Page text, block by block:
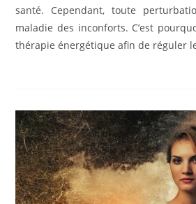
santé. Cependant, toute
maladie des inconforts. C’est
thérapie énergétique afin de réguler